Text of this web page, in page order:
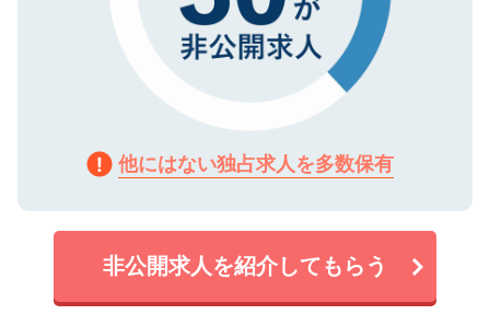
他にはない独占求人を多数保有
非公開求人を紹介してもらう